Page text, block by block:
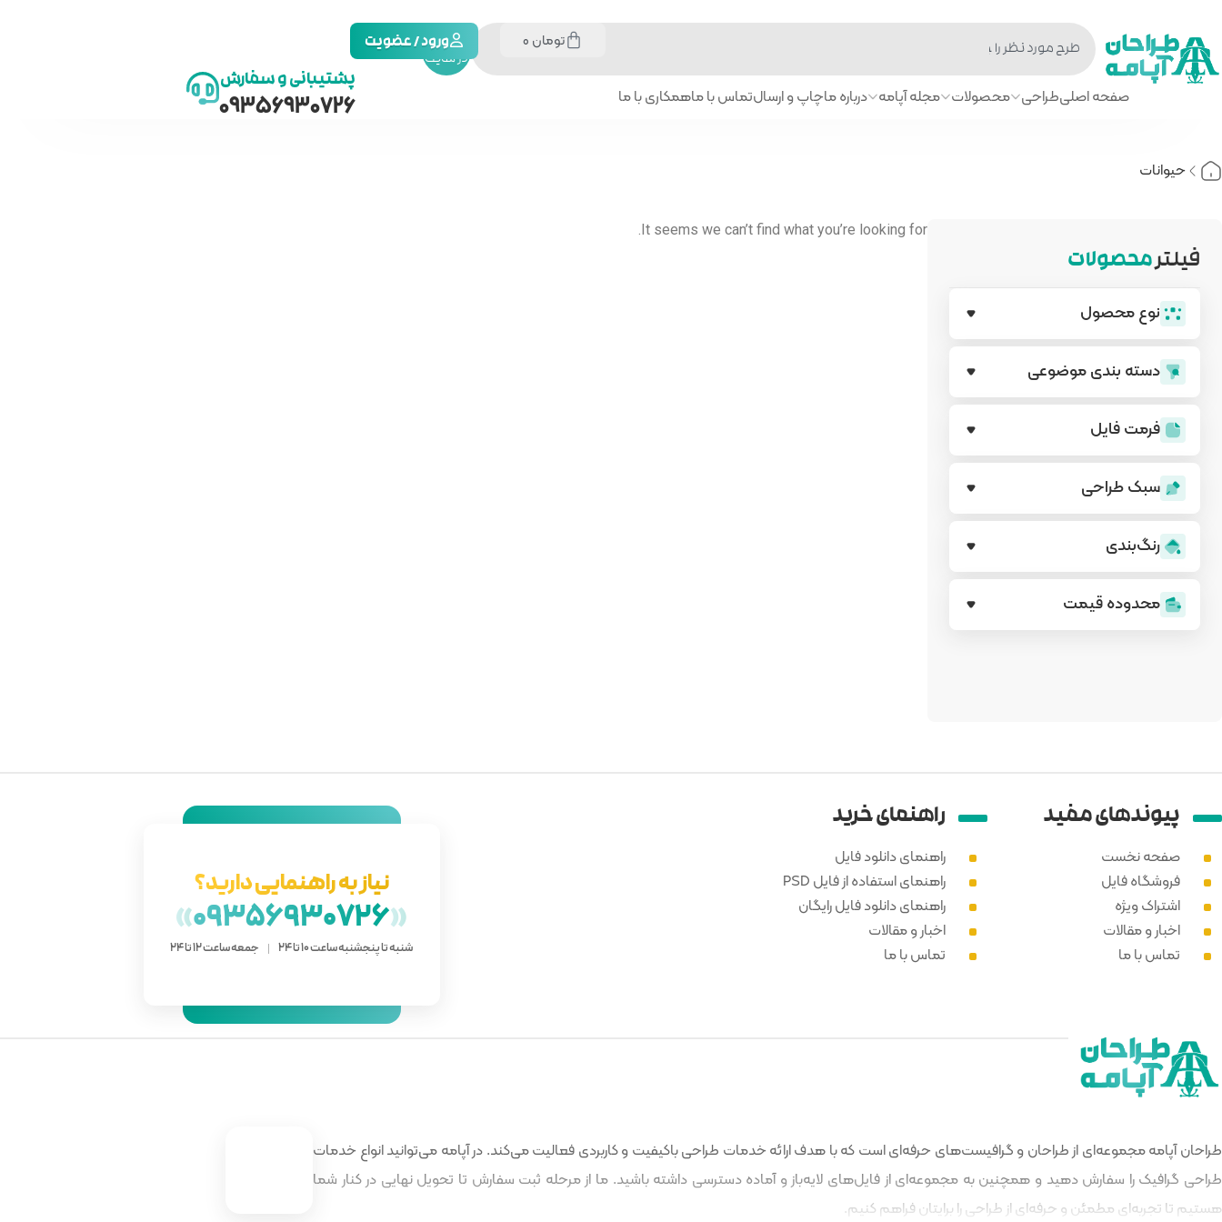
جستجو
در سایت
تومان ورود / عضویت
صفحه اصلیطراحی محصولات مجله آپامه درباره ماچاپ و ارسالتماس با ماهمکاری با ما
پشتیبانی و سفارش
09356930726
حیوانات
فیلترمحصولات
نوع محصول
دسته بندی‌ موضوعی
فرمت فایل
سبک طراحی
رنگ‌بندی
محدوده قیمت
It seems we can’t find what you’re looking for.
پیوند‌های مفید
صفحه نخست
فروشگاه فایل
اشتراک ویژه
اخبار و مقالات
تماس با ما
راهنمای خرید
راهنمای دانلود فایل
راهنمای استفاده از فایل PSD
راهنمای دانلود فایل رایگان
اخبار و مقالات
تماس با ما
نیاز به راهنمایی دارید؟
«
09356930726
»
شنبه تا پنجشنبه ساعت 10 تا 24 جمعه ساعت 12 تا 24
طراحان آپامه مجموعه‌ای از طراحان و گرافیست‌های حرفه‌ای است که با هدف ارائه خدمات طراحی باکیفیت و کاربردی فعالیت می‌کند. در آپامه می‌توانید انواع خدمات
طراحی گرافیک را سفارش دهید و همچنین به مجموعه‌ای از فایل‌های لایه‌باز و آماده دسترسی داشته باشید. ما از مرحله ثبت سفارش تا تحویل نهایی در کنار شما
هستیم تا تجربه‌ای مطمئن و حرفه‌ای از طراحی را برایتان فراهم کنیم.